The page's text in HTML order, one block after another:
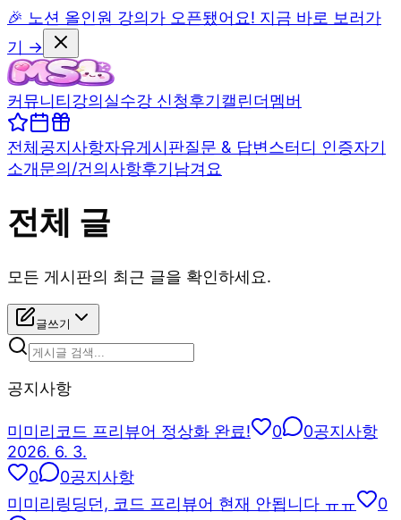
🎉 노션 올인원 강의가 오픈됐어요! 지금 바로 보러가
기 →
커뮤니티강의실수강 신청후기캘린더멤버
전체공지사항자유게시판질문 & 답변스터디 인증자기
소개문의/건의사항후기남겨요
전체 글
모든 게시판의 최근 글을 확인하세요.
글쓰기
공지사항
미미리코드 프리뷰어 정상화 완료! 0 0공지사항
2026. 6. 3.
0
0공지사항
미미리 링딩던, 코드 프리뷰어 현재 안됩니다 ㅠㅠ
0